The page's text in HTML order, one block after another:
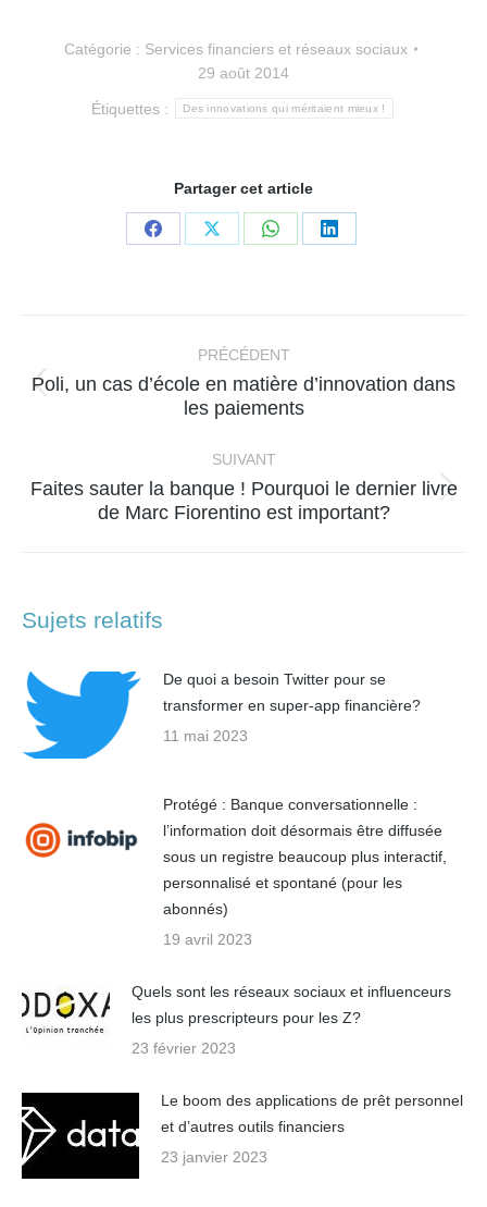
Catégorie : Services financiers et réseaux sociaux
29 août 2014
Étiquettes : Des innovations qui méritaient mieux !
Partager cet article
PartagerPartagerPartagerPartager
PRÉCÉDENT
Article
précédent
Poli, un cas d’école en matière d’innovation dans
les paiements
SUIVANT
Article
suivant
Faites sauter la banque ! Pourquoi le dernier livre
de Marc Fiorentino est important?
Sujets relatifs
De quoi a besoin Twitter pour se
transformer en super-app financière?
11 mai 2023
Protégé : Banque conversationnelle :
l’information doit désormais être diffusée
sous un registre beaucoup plus interactif,
personnalisé et spontané (pour les
abonnés)
19 avril 2023
Quels sont les réseaux sociaux et influenceurs
les plus prescripteurs pour les Z?
23 février 2023
Le boom des applications de prêt personnel
et d’autres outils financiers
23 janvier 2023